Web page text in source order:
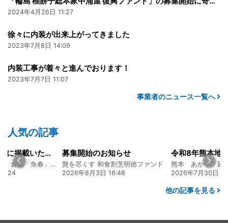
2024年4月26日 11:27
徐々に内装が出来上がってきました
2023年7月8日 14:09
内装工事が着々と進んでおります！
2023年7月7日 11:07
事業者のニュース一覧へ
人気の記事
お知らせ
和食割烹明徳ファンド
日 16:48
令和8年熊本地震に関するご報告
熊本 あか牛「延寿牛」ファンド2026
2026年7月30日 15:25
2026年8月4
他の記事を見る